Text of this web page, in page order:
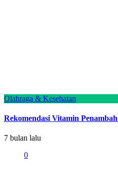
Olahraga & Kesehatan
Rekomendasi Vitamin
7 bulan lalu
0